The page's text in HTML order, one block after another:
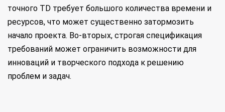
точного TD требует большого количества времени и
ресурсов, что может существенно затормозить
начало проекта. Во-вторых, строгая спецификация
требований может ограничить возможности для
инноваций и творческого подхода к решению
проблем и задач.